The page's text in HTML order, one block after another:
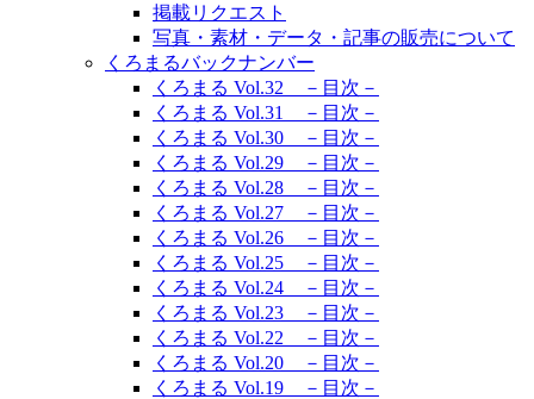
掲載リクエスト
写真・素材・データ・記事の販売について
くろまるバックナンバー
くろまる Vol.32 －目次－
くろまる Vol.31 －目次－
くろまる Vol.30 －目次－
くろまる Vol.29 －目次－
くろまる Vol.28 －目次－
くろまる Vol.27 －目次－
くろまる Vol.26 －目次－
くろまる Vol.25 －目次－
くろまる Vol.24 －目次－
くろまる Vol.23 －目次－
くろまる Vol.22 －目次－
くろまる Vol.20 －目次－
くろまる Vol.19 －目次－